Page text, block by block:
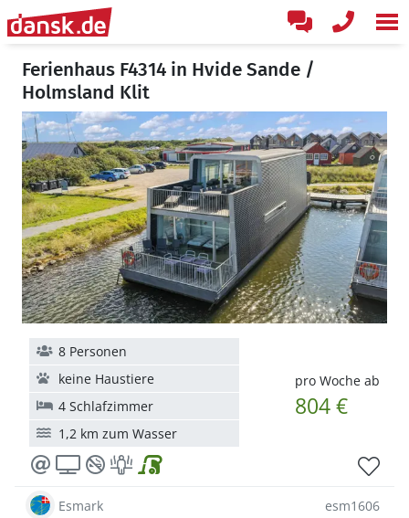
Ferienhaus F4314 in Hvide Sande /
Holmsland Klit
pro Woche ab
804 €
8 Personen
keine Haustiere
4 Schlafzimmer
1,2 km zum Wasser
Esmark esm1606